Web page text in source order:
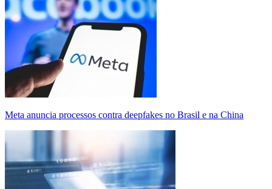
Meta anuncia processos contra deepfakes no Brasil e na China